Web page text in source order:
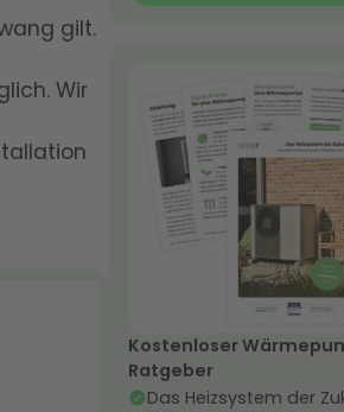
gilt.
Wir
Kostenloser
Ratgeber
Das Heizsystem der